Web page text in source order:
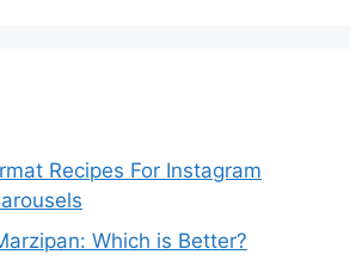
Recipes For Instagram
Which is Better?